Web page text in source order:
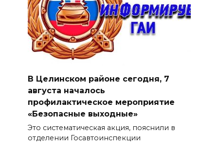
В Целинском районе сегодня, 7
августа началось
профилактическое мероприятие
«Безопасные выходные»
Это систематическая акция, пояснили в
отделении Госавтоинспекции